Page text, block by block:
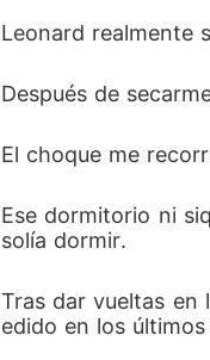
Leonard realmente
Después de
El choque me
Ese dormitorio ni
solía dormir.
Tras dar vueltas en
edido en los